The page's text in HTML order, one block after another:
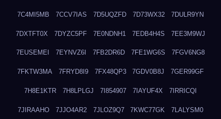
7C4MI5MB 7CCV7IAS 7D5UQZFD 7D73WX32 7DULR9YN
7DXTFT0X 7DYZC5PF 7E0NDNH1 7EDB4H4S 7EE3M9WJ
7EUSEMEI 7EYNVZ6I 7FB2DR6D 7FE1WG6S 7FGV6NG8
7FKTW3MA 7FRYD8I9 7FX48QP3 7GDV0B8J 7GER99GF
7H8E1KTR 7H8LPLGJ 7I854907 7IAYUF4X 7IRRICQI
7JIRAAHO 7JJO4AR2 7JLOZ9Q7 7KWC77GK 7LALYSM0